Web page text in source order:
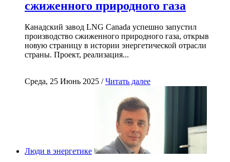
сжиженного природного газа
Канадский завод LNG Canada успешно запустил
производство сжиженного природного газа, открыв
новую страницу в истории энергетической отрасли
страны. Проект, реализация...
Среда, 25 Июнь 2025 /Читать далее
Люди в энергетике